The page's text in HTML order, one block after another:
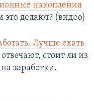
накопления
это делают? (видео)
Лучше ехать
стоит ли из
заработки.